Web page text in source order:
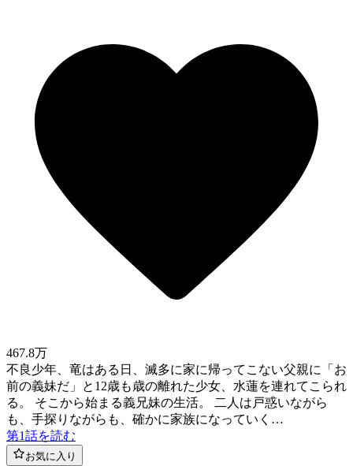
467.8万
不良少年、竜はある日、滅多に家に帰ってこない父親に「お
前の義妹だ」と12歳も歳の離れた少女、水蓮を連れてこられ
る。 そこから始まる義兄妹の生活。 二人は戸惑いながら
も、手探りながらも、確かに家族になっていく…
第1話を読む
お気に入り